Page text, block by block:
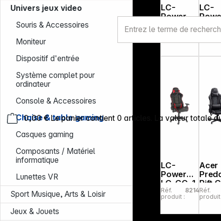
0,00 € Le panier contient 0 articles. La valeur totale
Univers jeux video
Souris & Accessoires
Moniteur
Dispositif d'entrée
Système complet pour
ordinateur
Console & Accessoires
Chaise & table gaming
Casques gaming
Composants / Matériel
informatique
Lunettes VR
Sport Musique, Arts & Loisir
Jeux & Jouets
LC-
Power
CL-RC-
BR
Chaise
Réf.
132024
LC-
LC-
1W
Réf.
LC-
Power
LC-GC-1
Chaise
gaming
Réf.
produit :
821466
Acer
Rift
Réf.
produit